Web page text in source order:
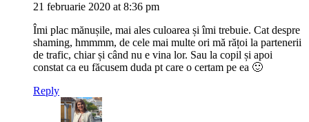
21 februarie 2020 at 8:36 pm
Îmi plac mănușile, mai ales culoarea și îmi trebuie. Cat despre
shaming, hmmmm, de cele mai multe ori mă rățoi la partenerii
de trafic, chiar și când nu e vina lor. Sau la copil și apoi
constat ca eu făcusem duda pt care o certam pe ea 🙂
Reply